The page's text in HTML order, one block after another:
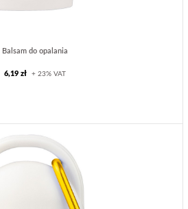
Balsam do opalania
6,19 zł + 23% VAT